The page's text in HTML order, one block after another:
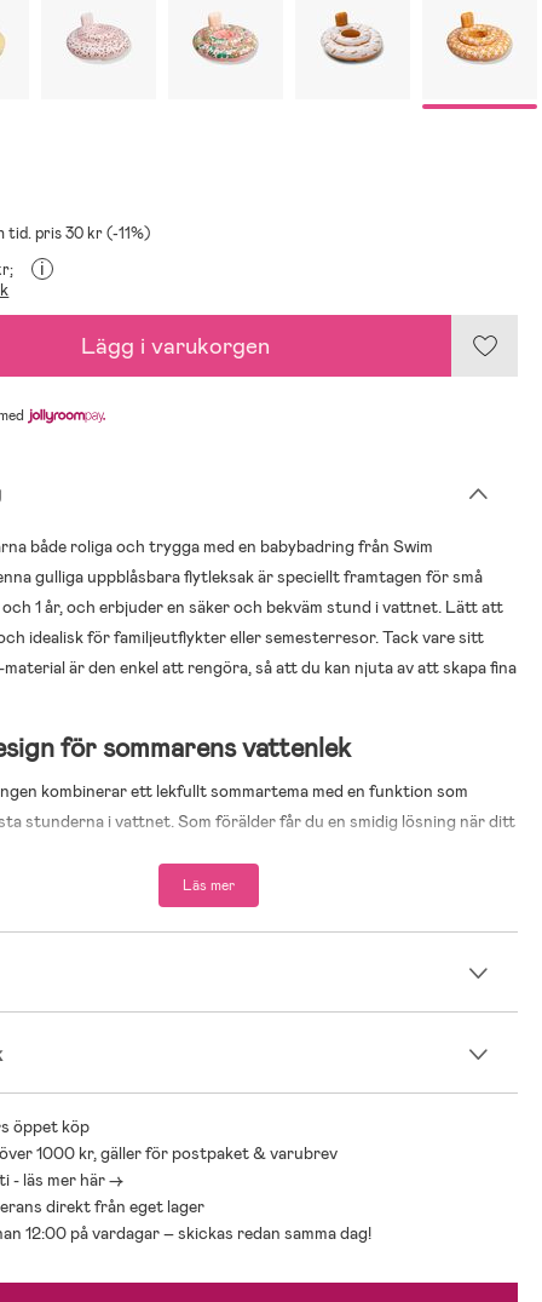
tid. pris 30 kr (-11%)
i
Lägg i varukorgen
både roliga och trygga med en babybadring från Swim
gulliga uppblåsbara flytleksak är speciellt framtagen för små
1 år, och erbjuder en säker och bekväm stund i vattnet. Lätt att
idealisk för familjeutflykter eller semesterresor. Tack vare sitt
är den enkel att rengöra, så att du kan njuta av att skapa fina
för sommarens vattenlek
kombinerar ett lekfullt sommartema med en funktion som
stunderna i vattnet. Som förälder får du en smidig lösning när ditt
som gör vattenleken mer lustfylld
vid pool, strand och sommarens badstunder
50 × 25 cm; perfekt för barn från 0–1 år
kg
Läs mer
öppet köp
1000 kr, gäller för postpaket & varubrev
- läs mer här ->
direkt från eget lager
12:00 på vardagar – skickas redan samma dag!